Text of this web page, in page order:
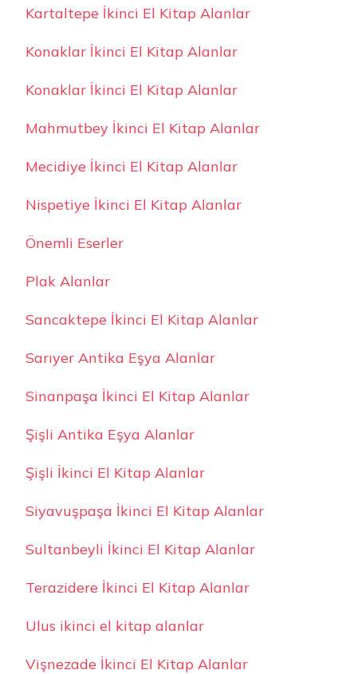
Kartaltepe İkinci El Kitap Alanlar
Konaklar İkinci El Kitap Alanlar
Konaklar İkinci El Kitap Alanlar
Mahmutbey İkinci El Kitap Alanlar
Mecidiye İkinci El Kitap Alanlar
Nispetiye İkinci El Kitap Alanlar
Önemli Eserler
Plak Alanlar
Sancaktepe İkinci El Kitap Alanlar
Sarıyer Antika Eşya Alanlar
Sinanpaşa İkinci El Kitap Alanlar
Şişli Antika Eşya Alanlar
Şişli İkinci El Kitap Alanlar
Siyavuşpaşa İkinci El Kitap Alanlar
Sultanbeyli İkinci El Kitap Alanlar
Terazidere İkinci El Kitap Alanlar
Ulus ikinci el kitap alanlar
Vişnezade İkinci El Kitap Alanlar